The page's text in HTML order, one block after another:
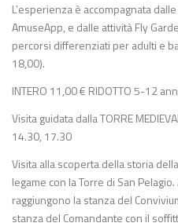
L’esperienza è accompagnata
AmuseApp, e dalle attività Fly
percorsi differenziati per adulti e
18,00).
INTERO 11,00 € RIDOTTO 5-12
Visita guidata dalla TORRE
14.30, 17.30
Visita alla scoperta della storia
legame con la Torre di San
raggiungono la stanza del
stanza del Comandante con il